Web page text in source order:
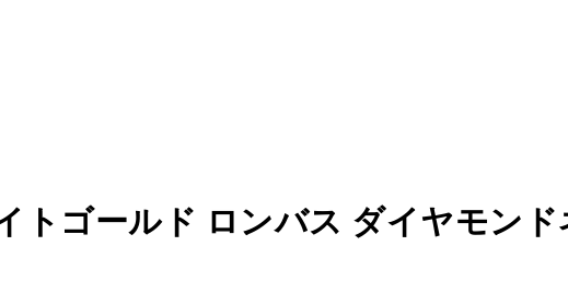
トゴールド ロンバス ダイヤモン